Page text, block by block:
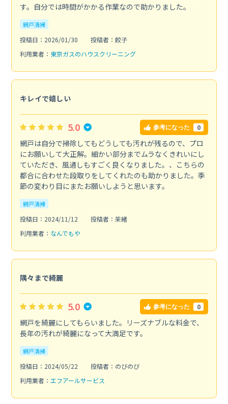
す。自分では時間がかかる作業なので助かりました。
網戸清掃
投稿日：2026/01/30
投稿者：餃子
利用業者： 東京ガスのハウスクリーニング
キレイで嬉しい
5.0 参考になった 0
網戸は自分で掃除してもどうしても汚れが残るので、プロ
にお願いして大正解。細かい部分までムラなくきれいにし
ていただき、風通しもすごく良くなりました。、こちらの
都合に合わせた段取りをしてくれたのも助かりました。季
節の変わり目にまたお願いしようと思います。
網戸清掃
投稿日：2024/11/12
投稿者：茉緒
利用業者： なんでもや
隅々まで綺麗
5.0 参考になった 0
網戸を綺麗にしてもらいました。リーズナブルな料金で、
長年の汚れが綺麗になって大満足です。
網戸清掃
投稿日：2024/05/22
投稿者：のびのび
利用業者： エフアールサービス